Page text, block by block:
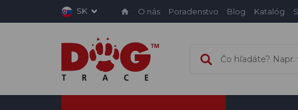
SK O nás Poradenstvo Blog Katalóg